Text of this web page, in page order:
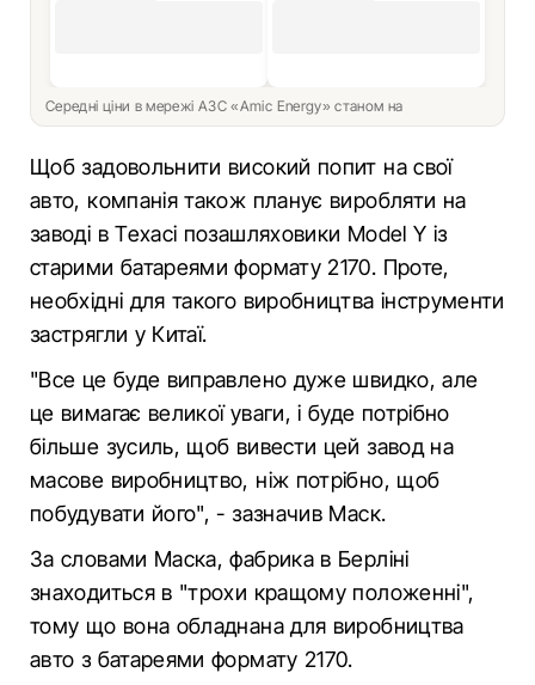
Середні ціни в мережі АЗС «Amic Energy» станом на
Щоб задовольнити високий попит на свої
авто, компанія також планує виробляти на
заводі в Техасі позашляховики Model Y із
старими батареями формату 2170. Проте,
необхідні для такого виробництва інструменти
застрягли у Китаї.
"Все це буде виправлено дуже швидко, але
це вимагає великої уваги, і буде потрібно
більше зусиль, щоб вивести цей завод на
масове виробництво, ніж потрібно, щоб
побудувати його", - зазначив Маск.
За словами Маска, фабрика в Берліні
знаходиться в "трохи кращому положенні",
тому що вона обладнана для виробництва
авто з батареями формату 2170.